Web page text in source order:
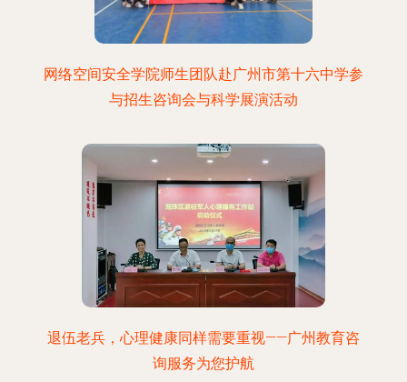
网络空间安全学院师生团队赴广州市第十六中学参
与招生咨询会与科学展演活动
退伍老兵，心理健康同样需要重视——广州教育咨
询服务为您护航